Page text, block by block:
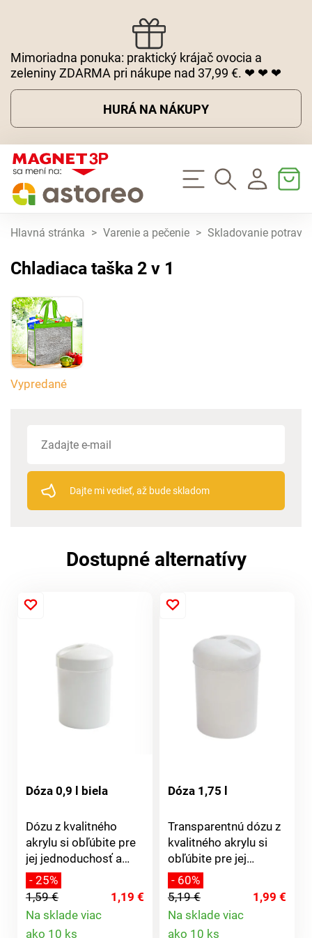
Mimoriadna ponuka: praktický krájač ovocia a
zeleniny ZDARMA pri nákupe nad 37,99 €. ❤ ❤ ❤
HURÁ NA NÁKUPY
Hlavná stránka > Varenie a pečenie > Skladovanie potravín
Chladiaca taška 2 v 1
Vypredané
Dajte mi vedieť, až bude skladom
Dostupné alternatívy
Dóza 0,9 l biela
Dózu z kvalitného
akrylu si obľúbite pre
jej jednoduchosť a
funkčnosť. Je
praktická a hodí sa
nielen na potraviny, ale
uložíte do nej aj rôzne
- 25%
1,59 €
1,19 €
Na sklade viac
ako 10 ks
Dóza 1,75 l
Transparentnú dózu z
kvalitného akrylu si
obľúbite pre jej
jednoduchosť a
funkčnosť. Je
praktická a hodí sa
nielen na potraviny, ale
- 60%
5,19 €
1,99 €
Na sklade viac
ako 10 ks